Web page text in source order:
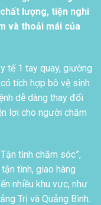
lượng, tiện nghi
và thoải mái của
tế 1 tay quay, giường
tích hợp bô vệ sinh
dễ dàng thay đổi
lợi cho người chăm
tình chăm sóc”,
tình, giao hàng
nhiều khu vực, như
Trị và Quảng Bình.